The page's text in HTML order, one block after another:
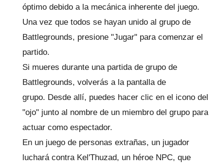
óptimo debido a la mecánica inherente del juego.
Una vez que todos se hayan unido al grupo de
Battlegrounds, presione "Jugar" para comenzar el
partido.
Si mueres durante una partida de grupo de
Battlegrounds, volverás a la pantalla de
grupo. Desde allí, puedes hacer clic en el icono del
"ojo" junto al nombre de un miembro del grupo para
actuar como espectador.
En un juego de personas extrañas, un jugador
luchará contra Kel'Thuzad, un héroe NPC, que